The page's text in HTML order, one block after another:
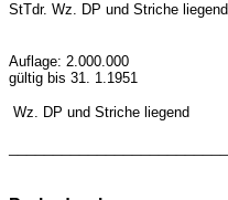
StTdr. Wz. DP und Striche liegend
Auflage: 2.000.000
gültig bis 31. 1.1951
Wz. DP und Striche liegend